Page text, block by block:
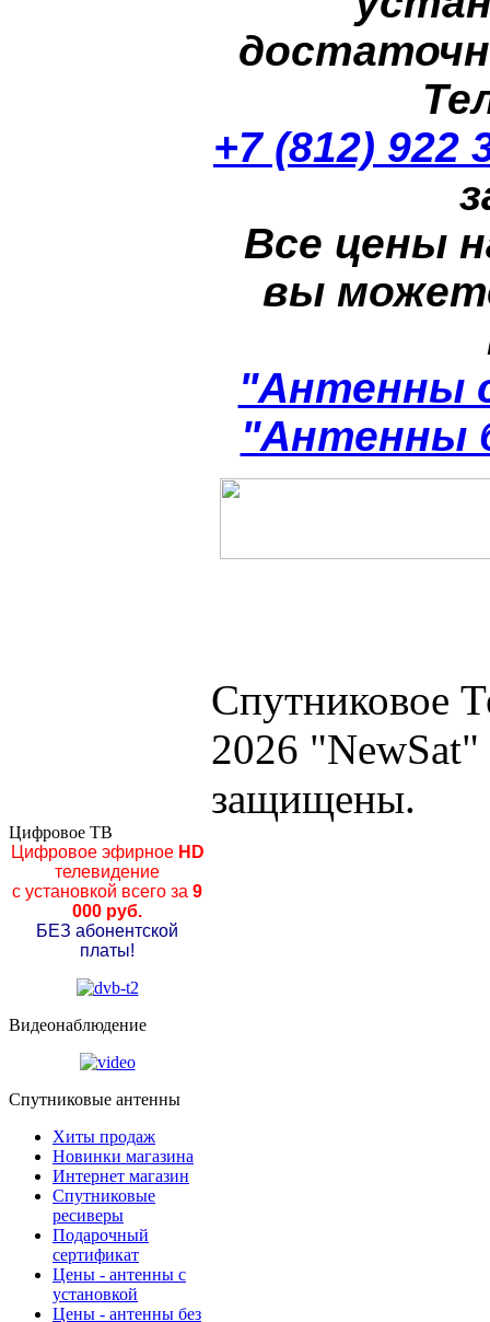
+7 (812) 922
Все цены
вы
"Антенны
"Антенны
Спутниковое
2026
защищены.
Цифровое ТВ
Цифровое эфирноеHD
телевидение
с установкой всего за 9
000 руб.
БЕЗ абонентской
платы!
Видеонаблюдение
Спутниковые антенны
Хиты продаж
Новинки магазина
Интернет магазин
Спутниковые
ресиверы
Подарочный
сертификат
Цены - антенны с
установкой
Цены - антенны без